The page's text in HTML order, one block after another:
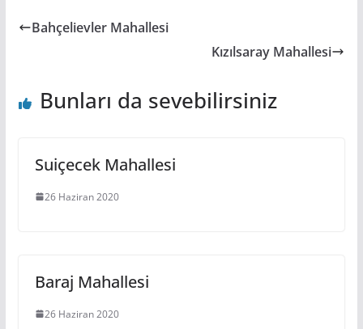
Bahçelievler Mahallesi
Kızılsaray Mahallesi
Bunları da sevebilirsiniz
Suiçecek Mahallesi
26 Haziran 2020
Baraj Mahallesi
26 Haziran 2020